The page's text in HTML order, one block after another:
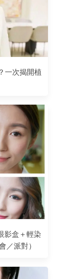
一次揭開植
影盒＋輕染
／派對）